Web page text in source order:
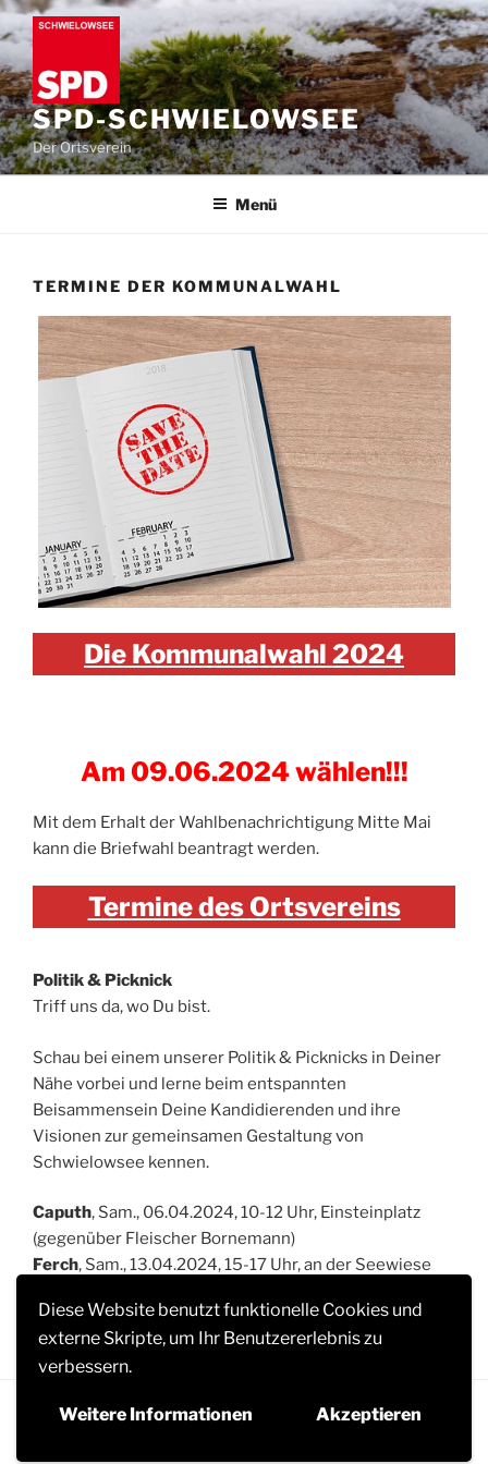
Diese Website benutzt funktionelle Cookies und
externe Skripte, um Ihr Benutzererlebnis zu
verbessern.
Weitere Informationen Akzeptieren
Zum
Inhalt
springen
SPD-SCHWIELOWSEE
Der Ortsverein
Menü
TERMINE DER KOMMUNALWAHL
Die Kommunalwahl 2024
Am 09.06.2024 wählen!!!
Mit dem Erhalt der Wahlbenachrichtigung Mitte Mai
kann die Briefwahl beantragt werden.
Termine des Ortsvereins
Politik & Picknick
Triff uns da, wo Du bist.
Schau bei einem unserer Politik & Picknicks in Deiner
Nähe vorbei und lerne beim entspannten
Beisammensein Deine Kandidierenden und ihre
Visionen zur gemeinsamen Gestaltung von
Schwielowsee kennen.
Caputh, Sam., 06.04.2024, 10-12 Uhr, Einsteinplatz
(gegenüber Fleischer Bornemann)
Ferch, Sam., 13.04.2024, 15-17 Uhr, an der Seewiese
Wimmer-Platz (gegenüber der Eisdiele)
Datenschutzhinweise Stolz präsentiert von WordPress